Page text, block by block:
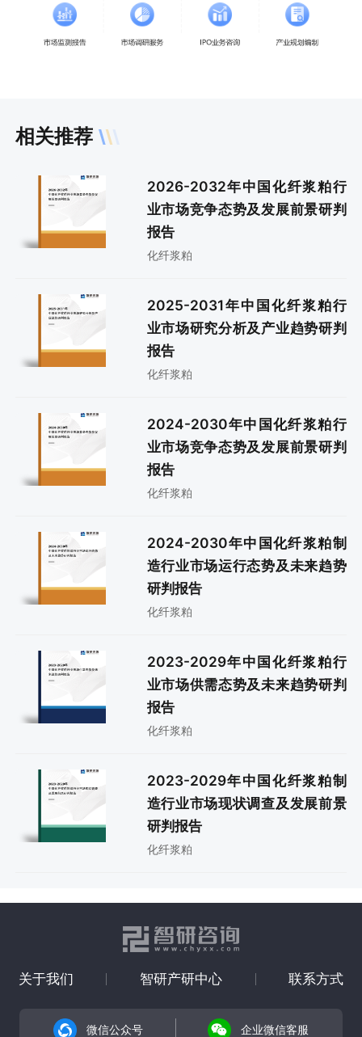
相关推荐
2026-2032年中国化纤浆粕行
业市场竞争态势及发展前景研判
报告
化纤浆粕
2025-2031年中国化纤浆粕行
业市场研究分析及产业趋势研判
报告
化纤浆粕
2024-2030年中国化纤浆粕行
业市场竞争态势及发展前景研判
报告
化纤浆粕
2024-2030年中国化纤浆粕制
造行业市场运行态势及未来趋势
研判报告
化纤浆粕
2023-2029年中国化纤浆粕行
业市场供需态势及未来趋势研判
报告
化纤浆粕
2023-2029年中国化纤浆粕制
造行业市场现状调查及发展前景
研判报告
化纤浆粕
关于我们 智研产研中心 联系方式
微信公众号 企业微信客服